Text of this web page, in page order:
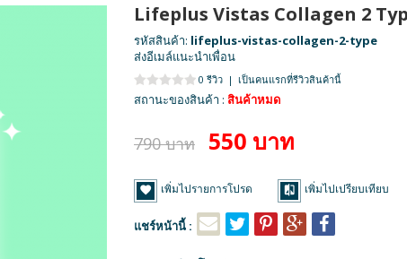
Lifeplus Vistas Collagen 2
รหัสสินค้า: lifeplus-vistas-collagen-2-type
ส่งอีเมล์แนะนำเพื่อน
0 รีวิว | เป็นคนแรกที่รีวิวสินค้านี้
สถานะของสินค้า : สินค้าหมด
790 บาท 550 บาท
เพิ่มไปรายการโปรด เพิ่มไปเปรียบเทียบ
แชร์หน้านี้ :